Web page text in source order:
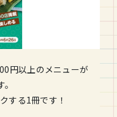
円以上のメニューが
する1冊です！